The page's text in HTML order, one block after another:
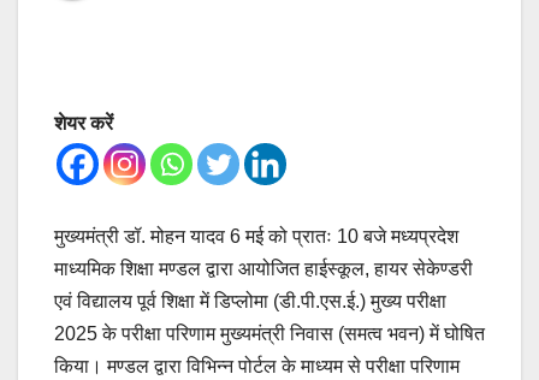
शेयर करें
मुख्यमंत्री डॉ. मोहन यादव 6 मई को प्रातः 10 बजे मध्यप्रदेश
माध्यमिक शिक्षा मण्डल द्वारा आयोजित हाईस्कूल, हायर सेकेण्डरी
एवं विद्यालय पूर्व शिक्षा में डिप्लोमा (डी.पी.एस.ई.) मुख्य परीक्षा
2025 के परीक्षा परिणाम मुख्यमंत्री निवास (समत्व भवन) में घोषित
किया। मण्डल द्वारा विभिन्न पोर्टल के माध्यम से परीक्षा परिणाम